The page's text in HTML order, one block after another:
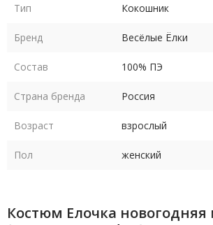
Тип Кокошник
Бренд Весёлые Ёлки
Состав 100% ПЭ
Страна бренда Россия
Возраст взрослый
Пол женский
Костюм Елочка